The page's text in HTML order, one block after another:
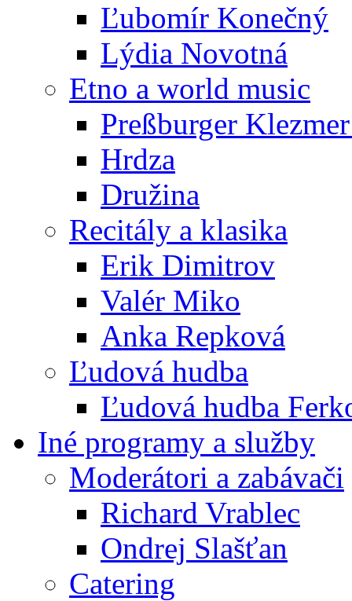
Ľubomír Konečný
Lýdia Novotná
Etno a world music
Preßburger
Hrdza
Družina
Recitály a klasika
Erik Dimitrov
Valér Miko
Anka Repková
Ľudová hudba
Ľudová hudba
Iné programy a služby
Moderátori a zabávači
Richard Vrablec
Ondrej Slašťan
Catering